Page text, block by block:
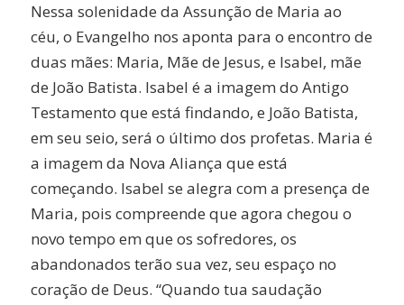
Nessa solenidade da Assunção de Maria ao
céu, o Evangelho nos aponta para o encontro de
duas mães: Maria, Mãe de Jesus, e Isabel, mãe
de João Batista. Isabel é a imagem do Antigo
Testamento que está findando, e João Batista,
em seu seio, será o último dos profetas. Maria é
a imagem da Nova Aliança que está
começando. Isabel se alegra com a presença de
Maria, pois compreende que agora chegou o
novo tempo em que os sofredores, os
abandonados terão sua vez, seu espaço no
coração de Deus. “Quando tua saudação